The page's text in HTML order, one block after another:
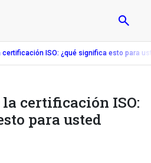
certificación ISO: ¿qué significa esto para
certificación ISO:
para usted